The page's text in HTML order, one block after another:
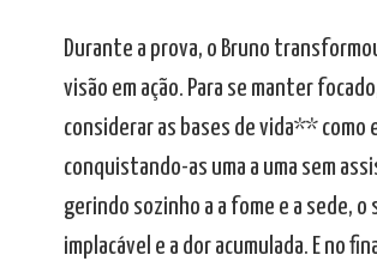
Durante a prova, o Bruno
visão em ação. Para se manter
considerar as bases de vida** como
conquistando-as uma a uma sem
gerindo sozinho a a fome e a sede, o
implacável e a dor acumulada. E no